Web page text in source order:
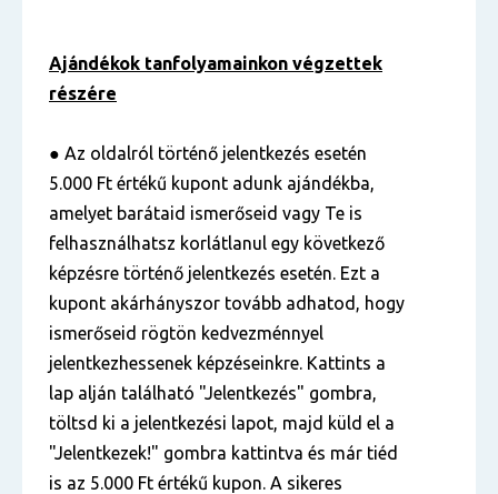
Ajándékok tanfolyamainkon végzettek
részére
● Az oldalról történő jelentkezés esetén
5.000 Ft értékű kupont adunk ajándékba,
amelyet barátaid ismerőseid vagy Te is
felhasználhatsz korlátlanul egy következő
képzésre történő jelentkezés esetén. Ezt a
kupont akárhányszor tovább adhatod, hogy
ismerőseid rögtön kedvezménnyel
jelentkezhessenek képzéseinkre. Kattints a
lap alján található "Jelentkezés" gombra,
töltsd ki a jelentkezési lapot, majd küld el a
"Jelentkezek!" gombra kattintva és már tiéd
is az 5.000 Ft értékű kupon. A sikeres